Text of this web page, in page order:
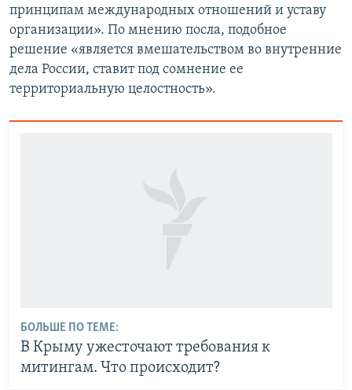
принципам международных отношений и уставу
организации». По мнению посла, подобное
решение «является вмешательством во внутренние
дела России, ставит под сомнение ее
территориальную целостность».
БОЛЬШЕ ПО ТЕМЕ:
В Крыму ужесточают требования к
митингам. Что происходит?